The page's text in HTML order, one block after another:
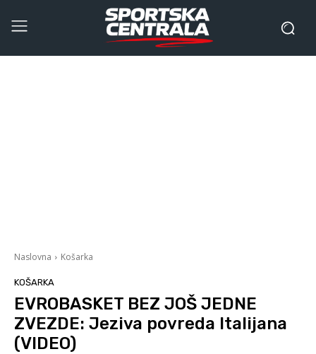
Naslovna Košarka
KOŠARKA
EVROBASKET BEZ JOŠ JEDNE
ZVEZDE: Jeziva povreda Italijana
(VIDEO)